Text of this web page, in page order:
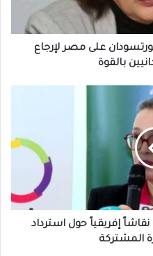
على مصر لإرجاع
بالقوة
إفريقياً حول استرداد
المشتركة